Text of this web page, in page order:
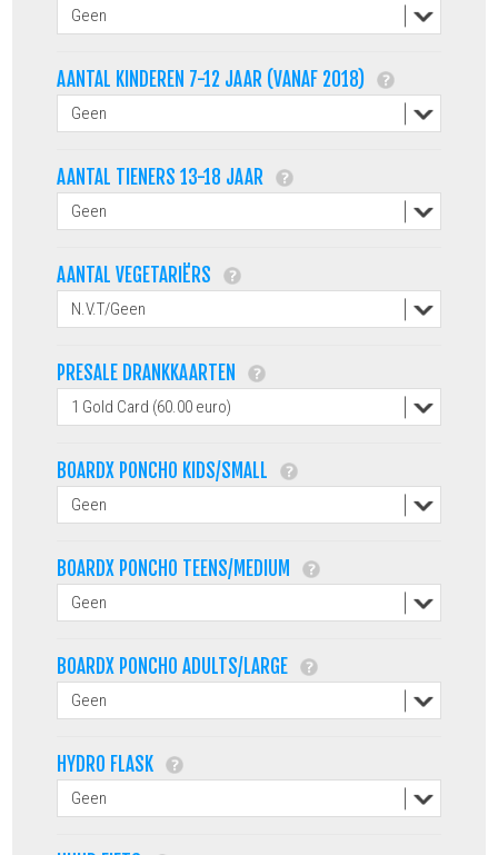
AANTAL KINDEREN 7-12 JAAR (VANAF 2018)
AANTAL TIENERS 13-18 JAAR
AANTAL VEGETARIËRS
PRESALE DRANKKAARTEN
BOARDX PONCHO KIDS/SMALL
BOARDX PONCHO TEENS/MEDIUM
BOARDX PONCHO ADULTS/LARGE
HYDRO FLASK